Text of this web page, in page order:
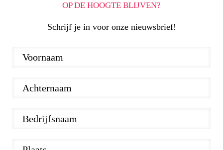
OP DE HOOGTE BLIJVEN?
Schrijf je in voor onze nieuwsbrief!